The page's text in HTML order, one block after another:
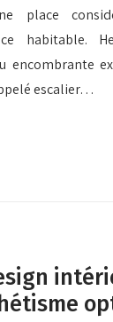
place
habitable.
escalier…